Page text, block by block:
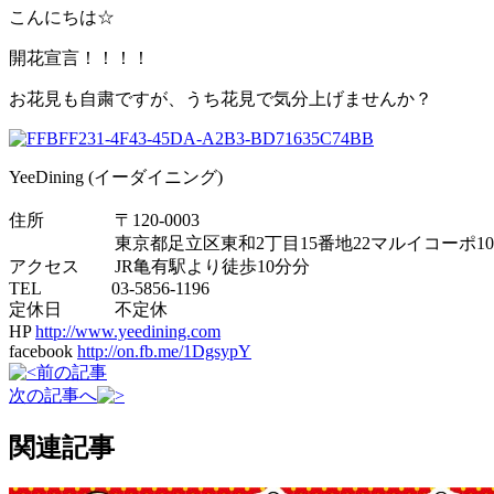
こんにちは☆
開花宣言！！！！
お花見も自粛ですが、うち花見で気分上げませんか？
YeeDining (イーダイニング)
住所 〒120-0003
東京都足立区東和2丁目15番地22マルイコーポ
アクセス JR亀有駅より徒歩10分分
TEL 03-5856-1196
定休日 不定休
HPhttp://www.yeedining.com
facebook http://on.fb.me/1DgsypY
前の記事
次の記事へ
関連記事